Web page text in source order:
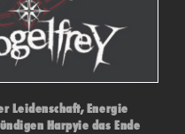
Leidenschaft, Energie
Harpyie das Ende